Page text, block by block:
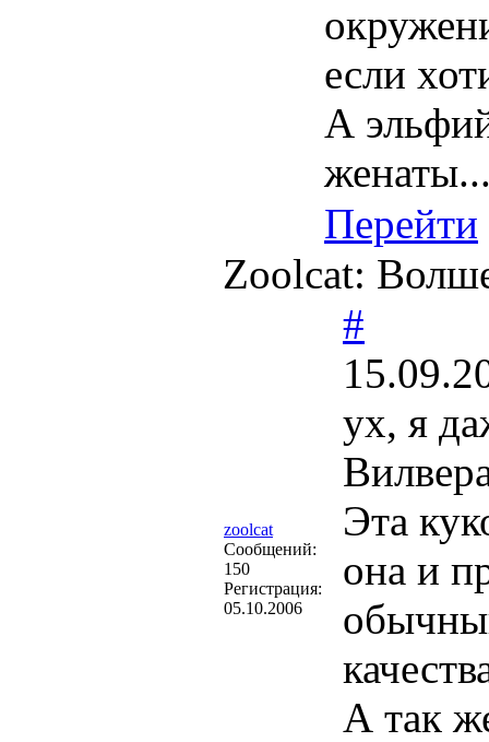
если
А
Перейти
Zoolcat:
zoolcat
Cообщений:
150
Регистрация:
05.10.2006
#
ух, я
Эта
она и
А так